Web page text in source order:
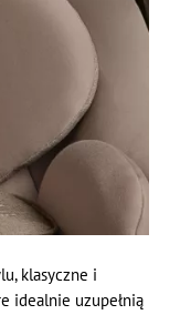
klasyczne i
idealnie uzupełnią